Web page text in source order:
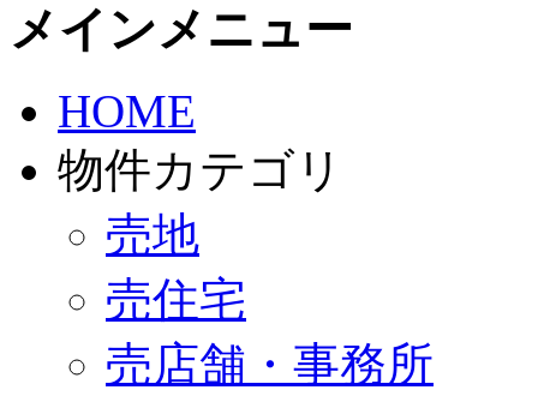
メインメニュー
HOME
物件カテゴリ
売地
売住宅
売店舗・事務所